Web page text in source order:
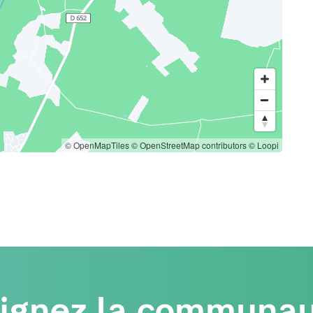
© OpenMapTiles© OpenStreetMap contributors© Loopi